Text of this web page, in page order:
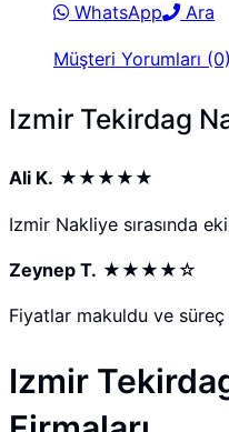
WhatsApp Ara
Müşteri Yorumları (0)
Izmir Tekirdag
Ali K. ★★★★★
Izmir Nakliye sırasında
Zeynep T. ★★★★☆
Fiyatlar makuldu ve
Izmir